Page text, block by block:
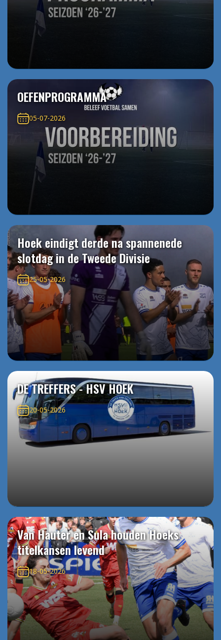
OEFENPROGRAMMA
05-07-2026
Hoek eindigt derde na spannenede
slotdag in de Tweede Divisie
25-05-2026
DE TREFFERS - HSV HOEK
20-05-2026
Van Hauter en Sula houden Hoeks
titelkansen levend
18-05-2026